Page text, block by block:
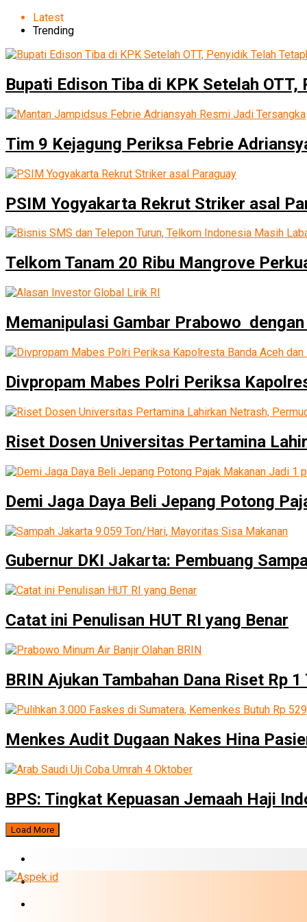
Latest
Trending
Bupati Edison Tiba di KPK Setelah
Tim 9 Kejagung Periksa Febrie
PSIM Yogyakarta Rekrut Striker asal
Telkom Tanam 20 Ribu Mangrove
Memanipulasi Gambar Prabowo
Divpropam Mabes Polri Periksa
Riset Dosen Universitas Pertamina
Demi Jaga Daya Beli Jepang Potong
Gubernur DKI Jakarta: Pembuang
Catat ini Penulisan HUT RI yang Benar
BRIN Ajukan Tambahan Dana Riset Rp 1
Menkes Audit Dugaan Nakes Hina
BPS: Tingkat Kepuasan Jemaah Haji
Load More
BUMN